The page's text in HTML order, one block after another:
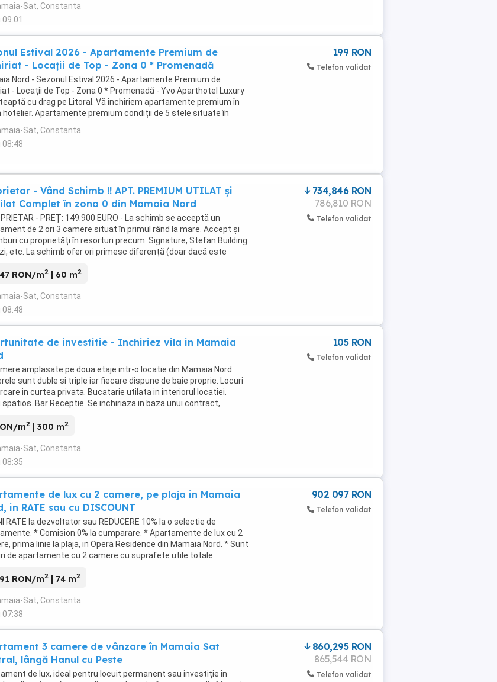
Sat, Constanta
09:01
Estival 2026 - Apartamente Premium de
- Locații de Top - Zona 0 * Promenadă
Nord - Sezonul Estival 2026 - Apartamente Premium de
- Locații de Top - Zona 0 * Promenadă - Yvo Aparthotel Luxury
cu drag pe Litoral. Vă închiriem apartamente premium în
hotelier. Apartamente premium condiții de 5 stele situate în
rând la mare zona 0 din stațiunea ...
Sat, Constanta
08:48
199 RON
Telefon validat
- Vând Schimb !! APT. PREMIUM UTILAT și
Complet în zona 0 din Mamaia Nord
- PREȚ: 149.900 EURO - La schimb se acceptă un
de 2 ori 3 camere situat în primul rând la mare. Accept și
cu proprietăți în resorturi precum: Signature, Stefan Building
etc. La schimb ofer ori primesc diferență (doar dacă este
RON/m2 | 60 m2
Sat, Constanta
08:48
734,846 RON
786,810 RON
Telefon validat
de investitie - Inchiriez vila in Mamaia
amplasate pe doua etaje intr-o locatie din Mamaia Nord.
sunt duble si triple iar fiecare dispune de baie proprie. Locuri
in curtea privata. Bucatarie utilata in interiorul locatiei.
spatios. Bar Receptie. Se inchiriaza in baza unui contract,
m2 | 300 m2
Sat, Constanta
08:35
105 RON
Telefon validat
de lux cu 2 camere, pe plaja in Mamaia
in RATE sau cu DISCOUNT
RATE la dezvoltator sau REDUCERE 10% la o selectie de
* Comision 0% la cumparare. * Apartamente de lux cu 2
prima linie la plaja, in Opera Residence din Mamaia Nord. * Sunt
de apartamente cu 2 camere cu suprafete utile totale
RON/m2 | 74 m2
Sat, Constanta
07:38
902 097 RON
Telefon validat
3 camere de vânzare în Mamaia Sat
lângă Hanul cu Peste
de lux, ideal pentru locuit permanent sau investiție în
860,295 RON
865,544 RON
Telefon validat